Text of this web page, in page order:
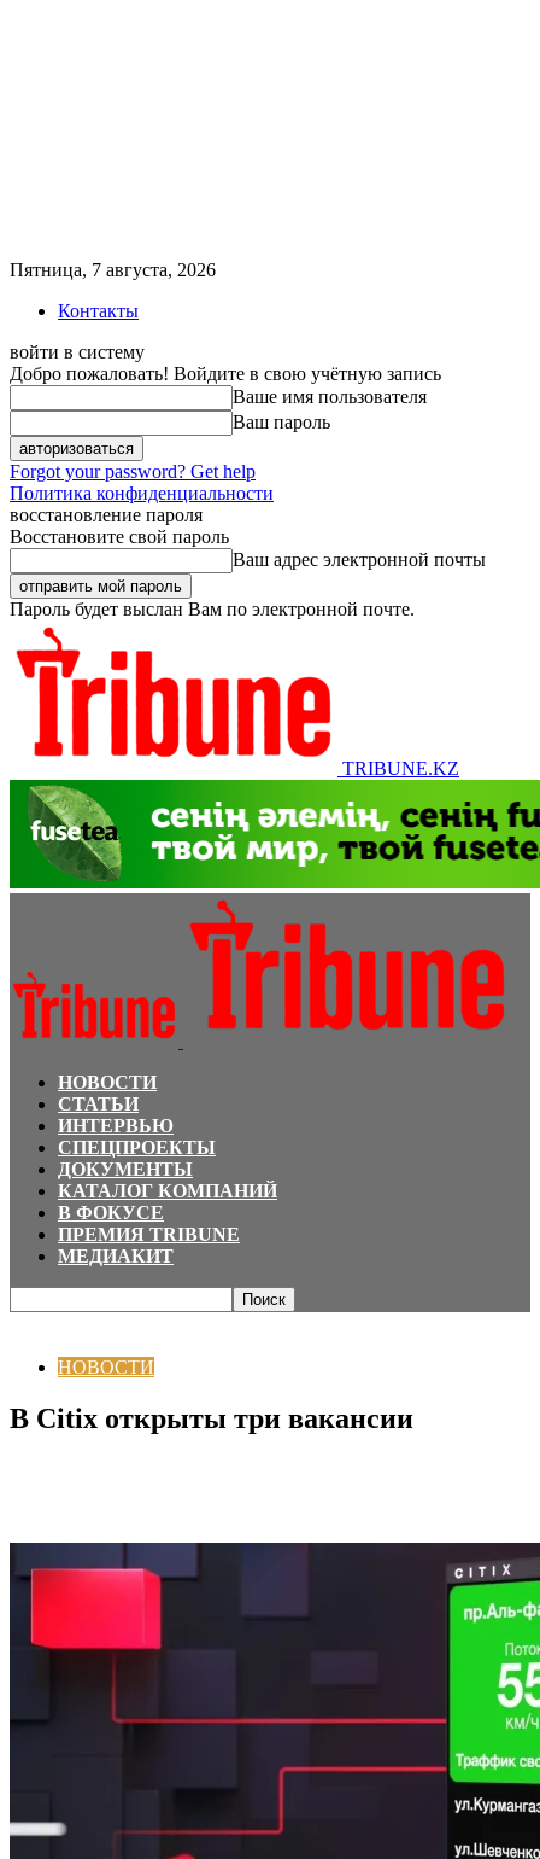
Пятница, 7 августа, 2026
Контакты
войти в систему
Добро пожаловать! Войдите в свою учётную запись
Ваше имя пользователя
Ваш пароль
Forgot your password? Get help
Политика конфиденциальности
восстановление пароля
Восстановите свой пароль
Ваш адрес электронной почты
Пароль будет выслан Вам по электронной почте.
TRIBUNE.KZ
НОВОСТИ
СТАТЬИ
ИНТЕРВЬЮ
СПЕЦПРОЕКТЫ
ДОКУМЕНТЫ
КАТАЛОГ КОМПАНИЙ
В ФОКУСЕ
ПРЕМИЯ TRIBUNE
МЕДИАКИТ
НОВОСТИ
В Citix открыты три вакансии